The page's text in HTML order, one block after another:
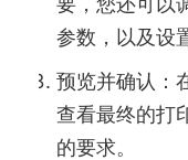
参数，以及设
预览并确认：
查看最终的打
的要求。